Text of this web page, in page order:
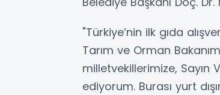
"Türkiye’nin ilk gıda
Tarım ve Orman
milletvekillerimize, Sayın
ediyorum. Burası yurt